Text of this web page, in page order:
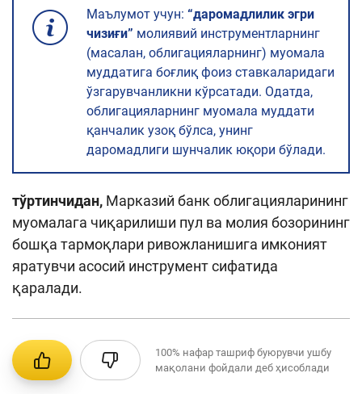
Маълумот учун: “даромадлилик эгри
чизиғи” молиявий инструментларнинг
(масалан, облигацияларнинг) муомала
муддатига боғлиқ фоиз ставкаларидаги
ўзгарувчанликни кўрсатади. Одатда,
облигацияларнинг муомала муддати
қанчалик узоқ бўлса, унинг
даромадлиги шунчалик юқори бўлади.
тўртинчидан, Марказий банк облигацияларининг
муомалага чиқарилиши пул ва молия бозорининг
бошқа тармоқлари ривожланишига имконият
яратувчи асосий инструмент сифатида
қаралади.
100% нафар ташриф буюрувчи ушбу
мақолани фойдали деб ҳисоблади